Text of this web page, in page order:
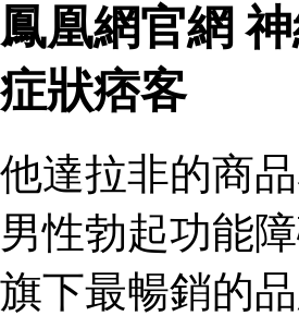
鳳凰網官網
症狀痞客
他達拉非的商
男性勃起功能
旗下最暢銷的